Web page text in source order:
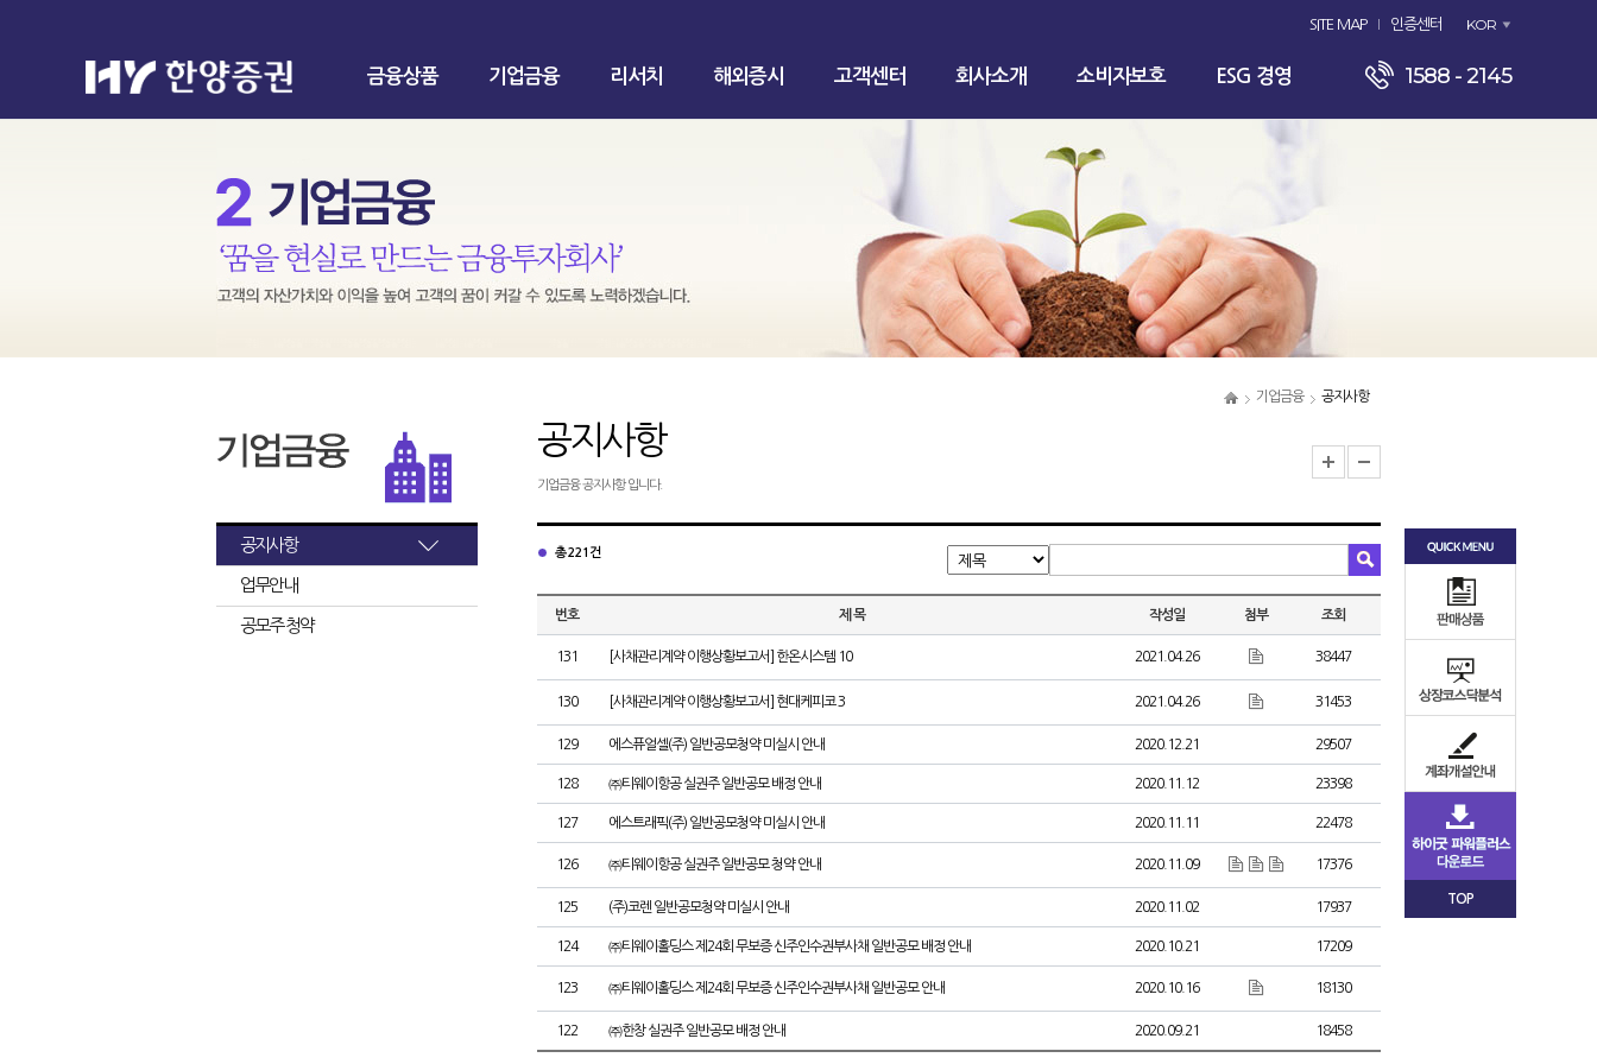
SITE MAP 인증센터 KOR
금융상품 기업금융 리서치 해외증시 고객센터 회사소개 소비자보호 ESG 경영 1588 - 2145
기업금융 공지사항
공지사항
업무안내
공모주 청약
공지사항
기업금융 공지사항 입니다.
총 221건
번호 제 목 작성일 첨부 조회
131 [사채관리계약 이행상황보고서] 한온시스템 10 2021.04.26 38447
130 [사채관리계약 이행상황보고서] 현대케피코 3 2021.04.26 31453
129 에스퓨얼셀(주) 일반공모청약 미실시 안내 2020.12.21 29507
128 ㈜티웨이항공 실권주 일반공모 배정 안내 2020.11.12 23398
127 에스트래픽(주) 일반공모청약 미실시 안내 2020.11.11 22478
126 ㈜티웨이항공 실권주 일반공모 청약 안내 2020.11.09 17376
125 (주)코렌 일반공모청약 미실시 안내 2020.11.02 17937
124 ㈜티웨이홀딩스 제24회 무보증 신주인수권부사채 일반공모 배정 안내 2020.10.21 17209
123 ㈜티웨이홀딩스 제24회 무보증 신주인수권부사채 일반공모 안내 2020.10.16 18130
122 ㈜한창 실권주 일반공모 배정 안내 2020.09.21 18458
TOP